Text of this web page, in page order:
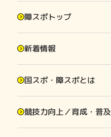
障スポトップ
新着情報
国スポ・障スポとは
競技力向上／育成・普及